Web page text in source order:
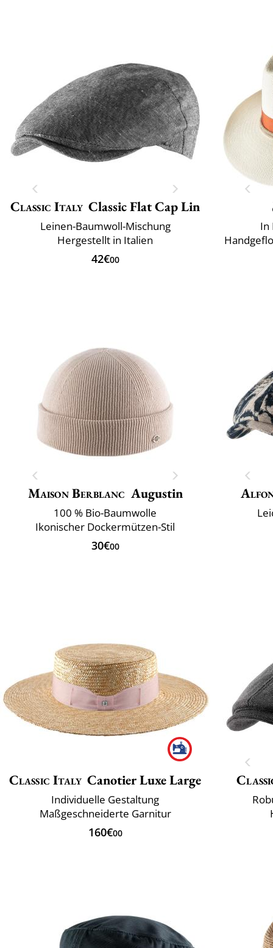
Classic Italy Classic Flat Cap Lin
Leinen-Baumwoll-Mischung
Hergestellt in Italien
42€00
In
Maison Berblanc Augustin
100 % Bio-Baumwolle
Ikonischer Dockermützen-Stil
30€00
Classic Italy Canotier Luxe Large
Individuelle Gestaltung
Maßgeschneiderte Garnitur
160€00